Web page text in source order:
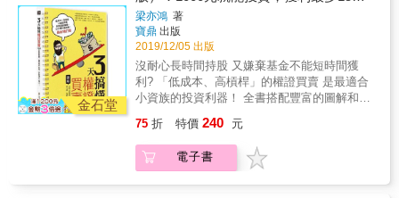
著賠錢單不賣，等待行情反轉）， 但凹單凹到
贏錢，反而是當沖者災難的開始。為什麼？ &
只要觀察三種盤勢，用三原則來對應操作， 當
天下單當天賺，當沖套利超簡單。 & 名人推薦
& 嗨投資共同創辦人、理財學院講師／何毅里
長伯（獅王） 「HiStock嗨投資」創辦人／管
繼正 投資理財頻道「麻紗宅在家」YouTuber／
麻紗 統一期貨證期雙分析師／盧昱衡
期指贏家的思想領域。 本書所傳授的技巧，不
止適用於台指期貨交易，也適用於其他種類的
期貨市場。 & 山川戰法 首度完整揭露 & 本書
精華 & 1)山川戰法中各階基礎理論、判斷、及
運用技巧。 2)洞悉大盤結構的「勢」，了解大
盤多空攻守交換的順序，找到買賣點。 3)利用
段或主跌段的走勢型態，再輔佐箱型法規劃出
高低區間，完全掌握大盤行進概況，進階成為
專業交易者。 4)理解三山、三川、三法的架
構，脫離傳統「數波段」的粗糙交易規畫手
法，將波段理論簡化成a-b-c波段的串聯。以母
拜訪名師，或者聽信別人的明牌跳下去，鎩羽
而歸者大有人在。 就跟許多讀者走過的路一
樣，奧丁經歷過同樣的惡夢！因此他窮盡10年
功夫，融合各家理論，終於獨創「奧丁山川戰
法」。本書沒有艱澀難懂的名詞、複雜誇大的
分析，更沒有模稜兩可的區域，奧丁只用簡單
好學的交易邏輯，提升你在股市的勝率。 如果
你是期指交易初學者，應該常讀、詳讀、細讀
階交易者、甚至資深老手，你更應多看本書，
因為它將顛覆長期以來你對期指交易的所有認
知。 透過學習山川戰法，做出指數的預測，找
金石堂
倍，存款簿多一個0！
梁亦鴻 著
寶鼎 出版
2019/12/05 出版
沒耐心長時間持股 又嫌棄基金不能短時間獲
利? 「低成本、高槓桿」的權證買賣 是最適合
小資族的投資利器！ 全書搭配豐富的圖解和詳
「青貧族」、「薪光幫」的苦哈哈生活，善用
投資理財工具才是王道！ 不過，市面上的投資
工具百百種，為什麼你應該選擇「權證買
75 折 特價 240 元
電子書